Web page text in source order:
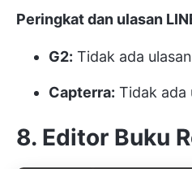
Peringkat dan ulasan
G2: Tidak ada
Capterra: Tidak ada
8. Editor Buku